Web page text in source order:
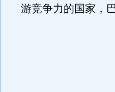
游竞争力的国家，